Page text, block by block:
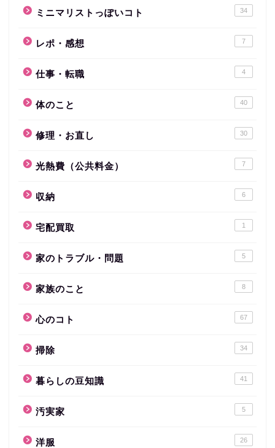
ミニマリストっぽいコト 34
レポ・感想 7
仕事・転職 4
体のこと 40
修理・お直し 30
光熱費（公共料金） 7
収納 6
宅配買取 1
家のトラブル・問題 5
家族のこと 8
心のコト 67
掃除 34
暮らしの豆知識 41
汚実家 5
洋服 26